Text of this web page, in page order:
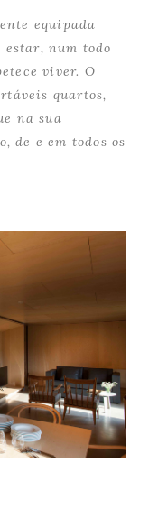
equipada
num todo
viver. O
quartos,
na sua
de e em todos os